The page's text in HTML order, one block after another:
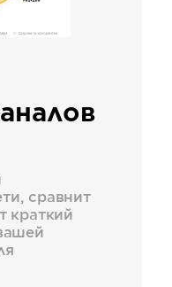
сравнит
краткий